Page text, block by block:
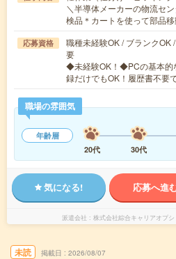
＼半導体メーカーの物流セ
検品＊カートを使って部品
応募資格
職種未経験OK / ブランクOK
要
◆未経験OK！◆PCの基本的
録だけでもOK！履歴書不要
職場の雰囲気
年齢層
20代
30代
気になる! 応募へ進
派遣会社 株式会社綜合キャリアオプ
未読 掲載日 2026/08/07